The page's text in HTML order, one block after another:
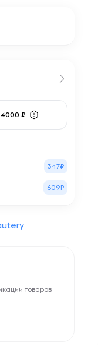
₽
347₽
609₽
товаров